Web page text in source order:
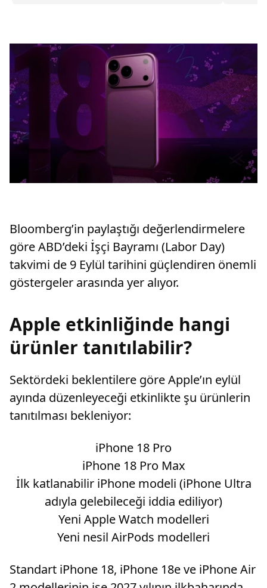
Bloomberg’in paylaştığı değerlendirmelere
göre ABD’deki İşçi Bayramı (Labor Day)
takvimi de 9 Eylül tarihini güçlendiren önemli
göstergeler arasında yer alıyor.
Apple etkinliğinde hangi
ürünler tanıtılabilir?
Sektördeki beklentilere göre Apple’ın eylül
ayında düzenleyeceği etkinlikte şu ürünlerin
tanıtılması bekleniyor:
iPhone 18 Pro
iPhone 18 Pro Max
İlk katlanabilir iPhone modeli (iPhone Ultra
adıyla gelebileceği iddia ediliyor)
Yeni Apple Watch modelleri
Yeni nesil AirPods modelleri
Standart iPhone 18, iPhone 18e ve iPhone Air